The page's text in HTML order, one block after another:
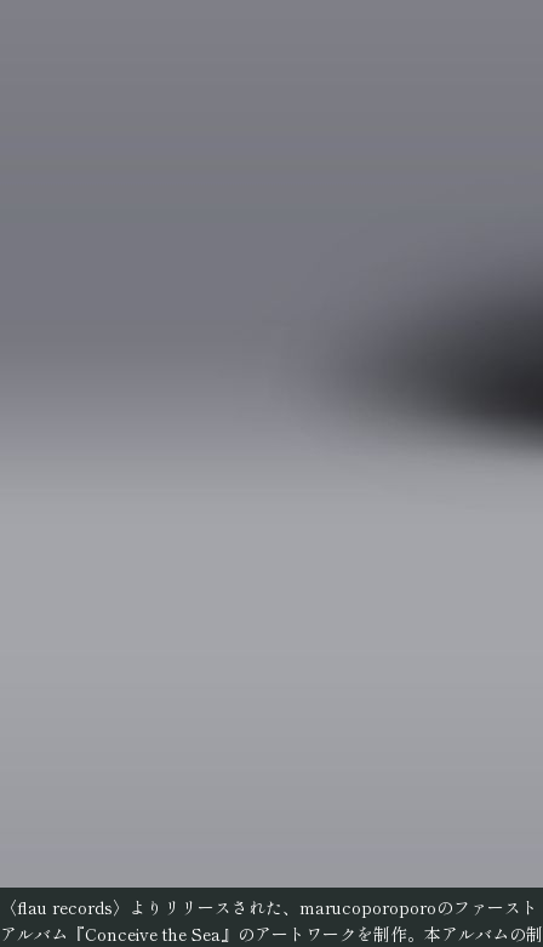
〈flau records〉よりリリースされた、marucoporoporoのファースト
アルバム『Conceive the Sea』のアートワークを制作。本アルバムの制